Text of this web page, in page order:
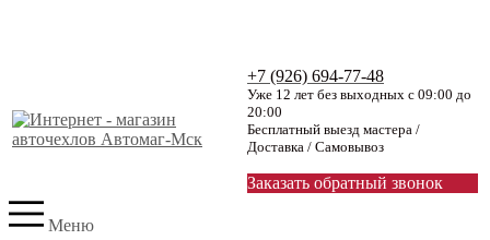
+7 (926) 694-77-48
Уже 12 лет без выходных с 09:00 до
20:00
Бесплатный выезд мастера /
Доставка / Самовывоз
Заказать обратный звонок
Меню